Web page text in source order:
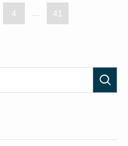
4 ... 41